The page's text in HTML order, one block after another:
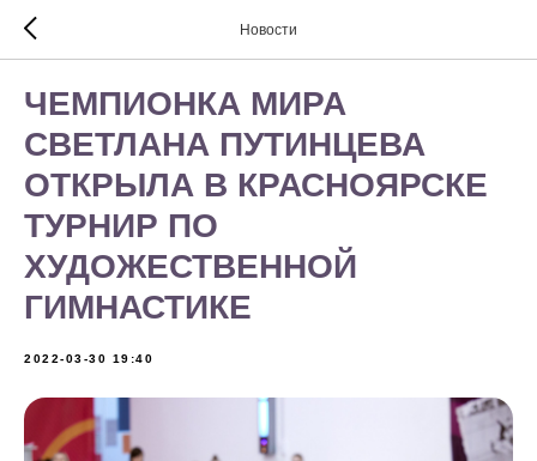
Новости
ЧЕМПИОНКА МИРА
СВЕТЛАНА ПУТИНЦЕВА
ОТКРЫЛА В КРАСНОЯРСКЕ
ТУРНИР ПО
ХУДОЖЕСТВЕННОЙ
ГИМНАСТИКЕ
2022-03-30 19:40